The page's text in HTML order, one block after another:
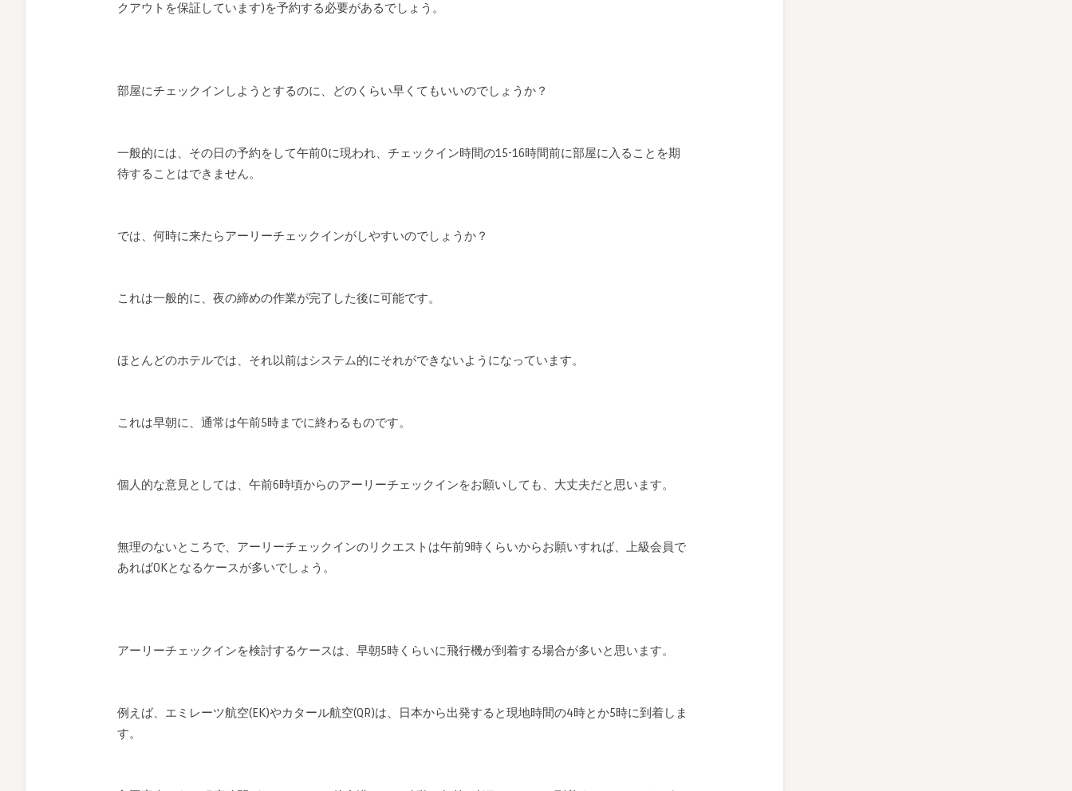
クアウトを保証しています)を予約する必要があるでしょう。
部屋にチェックインしようとするのに、どのくらい早くてもいいのでしょうか？
一般的には、その日の予約をして午前0に現われ、チェックイン時間の15-16時間前に部屋に入ることを期
待することはできません。
では、何時に来たらアーリーチェックインがしやすいのでしょうか？
これは一般的に、夜の締めの作業が完了した後に可能です。
ほとんどのホテルでは、それ以前はシステム的にそれができないようになっています。
これは早朝に、通常は午前5時までに終わるものです。
個人的な意見としては、午前6時頃からのアーリーチェックインをお願いしても、大丈夫だと思います。
無理のないところで、アーリーチェックインのリクエストは午前9時くらいからお願いすれば、上級会員で
あればOKとなるケースが多いでしょう。
アーリーチェックインを検討するケースは、早朝5時くらいに飛行機が到着する場合が多いと思います。
例えば、エミレーツ航空(EK)やカタール航空(QR)は、日本から出発すると現地時間の4時とか5時に到着しま
す。